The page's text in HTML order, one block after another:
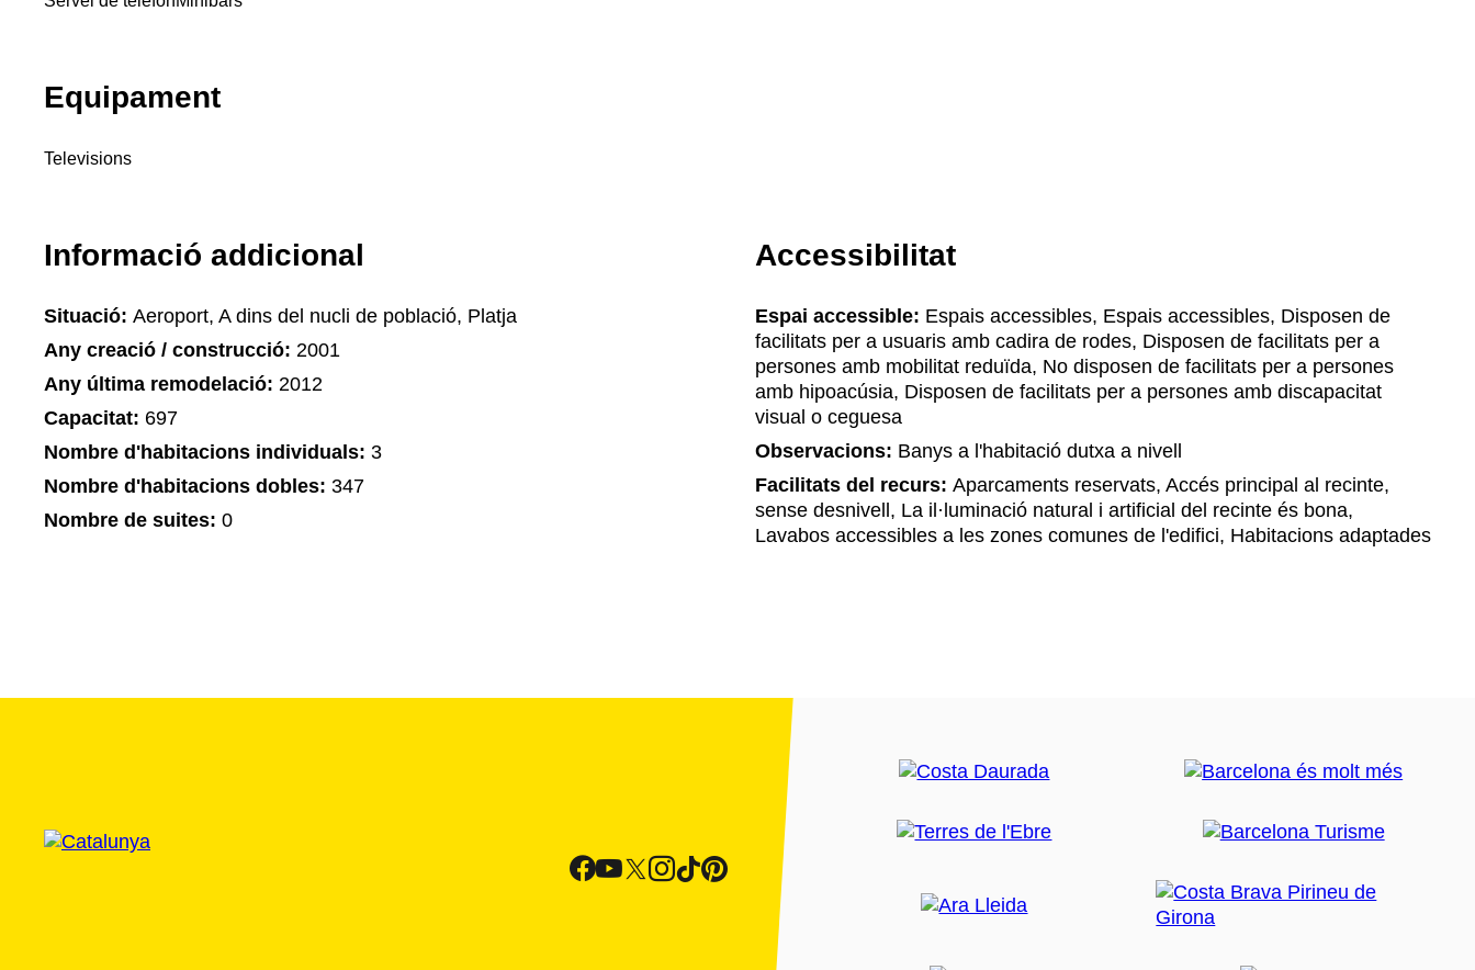
Equipament
Televisions
Informació addicional
Situació: Aeroport, A dins del nucli de població, Platja
Any creació / construcció: 2001
Any última remodelació: 2012
Capacitat: 697
Nombre d'habitacions individuals: 3
Nombre d'habitacions dobles: 347
Nombre de suites: 0
Accessibilitat
Espai accessible: Espais accessibles, Espais accessibles, Disposen de
facilitats per a usuaris amb cadira de rodes, Disposen de facilitats per a
persones amb mobilitat reduïda, No disposen de facilitats per a persones
amb hipoacúsia, Disposen de facilitats per a persones amb discapacitat
visual o ceguesa
Observacions: Banys a l'habitació dutxa a nivell
Facilitats del recurs: Aparcaments reservats, Accés principal al recinte,
sense desnivell, La il·luminació natural i artificial del recinte és bona,
Lavabos accessibles a les zones comunes de l'edifici, Habitacions adaptades